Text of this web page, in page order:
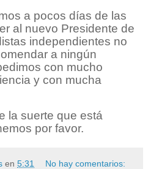
a pocos días de las
al nuevo Presidente de
independientes no
a ningún
con mucho
y con mucha
la suerte que está
por favor.
en 5:31 No hay comentarios: